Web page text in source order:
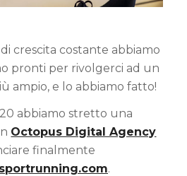
crescita costante abbiamo
pronti per rivolgerci ad un
ampio, e lo abbiamo fatto!
abbiamo stretto una
Octopus Digital Agency
finalmente
.